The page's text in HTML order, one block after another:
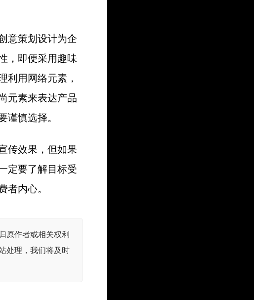
意策划设计为企
，即便采用趣味
利用网络元素，
元素来表达产品
慎选择。
传效果，但如果
定要了解目标受
内心。
原作者或相关权利
处理，我们将及时